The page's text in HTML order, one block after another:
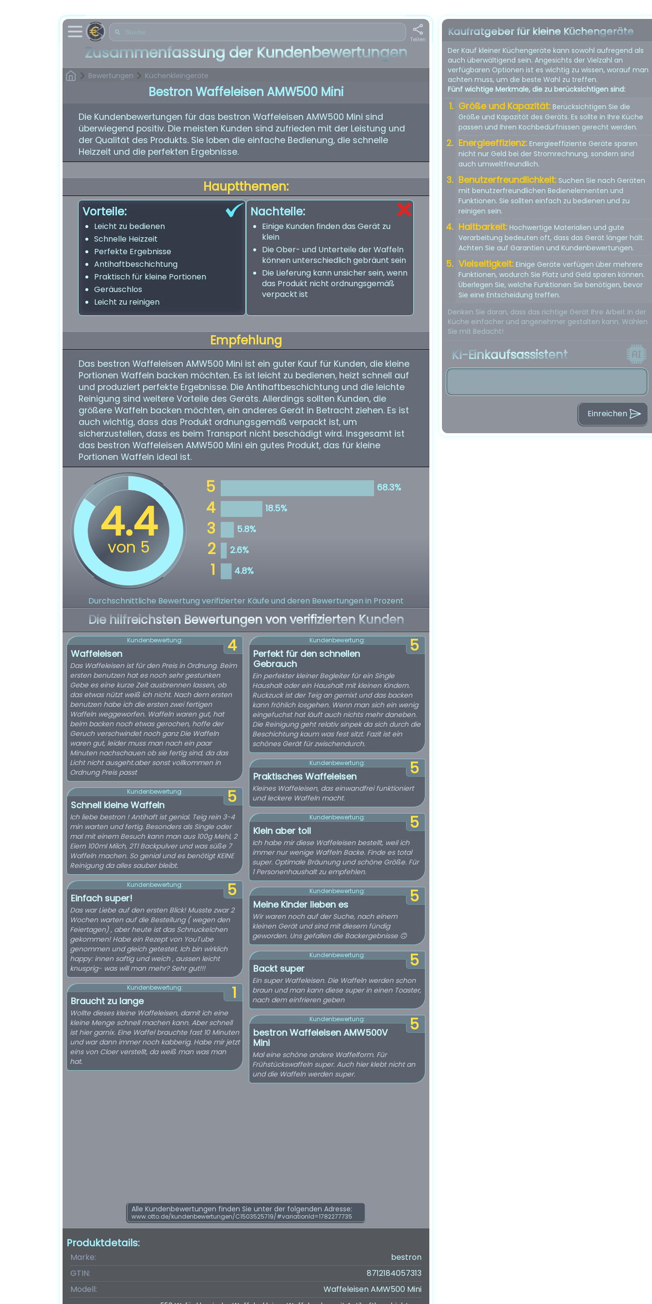
Teilen
Zusammenfassung der Kundenbewertungen
Bewertungen Küchenkleingeräte
Bestron Waffeleisen AMW500 Mini
Die Kundenbewertungen für das bestron Waffeleisen AMW500 Mini sind
überwiegend positiv. Die meisten Kunden sind zufrieden mit der Leistung und
der Qualität des Produkts. Sie loben die einfache Bedienung, die schnelle
Heizzeit und die perfekten Ergebnisse.
Hauptthemen:
Vorteile:
Leicht zu bedienen
Schnelle Heizzeit
Perfekte Ergebnisse
Antihaftbeschichtung
Praktisch für kleine Portionen
Geräuschlos
Leicht zu reinigen
Nachteile:
Einige Kunden finden das Gerät zu
klein
Die Ober- und Unterteile der Waffeln
können unterschiedlich gebräunt sein
Die Lieferung kann unsicher sein, wenn
das Produkt nicht ordnungsgemäß
verpackt ist
Empfehlung
Das bestron Waffeleisen AMW500 Mini ist ein guter Kauf für Kunden, die kleine
Portionen Waffeln backen möchten. Es ist leicht zu bedienen, heizt schnell auf
und produziert perfekte Ergebnisse. Die Antihaftbeschichtung und die leichte
Reinigung sind weitere Vorteile des Geräts. Allerdings sollten Kunden, die
größere Waffeln backen möchten, ein anderes Gerät in Betracht ziehen. Es ist
auch wichtig, dass das Produkt ordnungsgemäß verpackt ist, um
sicherzustellen, dass es beim Transport nicht beschädigt wird. Insgesamt ist
das bestron Waffeleisen AMW500 Mini ein gutes Produkt, das für kleine
Portionen Waffeln ideal ist.
Durchschnittliche Bewertung verifizierter Käufe und deren Bewertungen in Prozent
Die hilfreichsten Bewertungen von verifizierten Kunden
4
Kundenbewertung:
Waffeleisen
Das Waffeleisen ist für den Preis in Ordnung. Beim
ersten benutzen hat es noch sehr gestunken
Gebe es eine kurze Zeit ausbrennen lassen, ob
das etwas nützt weiß ich nicht. Nach dem ersten
benutzen habe ich die ersten zwei fertigen
Waffeln weggeworfen. Waffeln waren gut, hat
beim backen noch etwas gerochen, hoffe der
Geruch verschwindet noch ganz Die Waffeln
waren gut, leider muss man nach ein paar
Minuten nachschauen ob sie fertig sind, da das
Licht nicht ausgeht.aber sonst vollkommen in
Ordnung Preis passt
5
Kundenbewertung:
Schnell kleine Waffeln
Ich liebe bestron ! Antihaft ist genial. Teig rein 3-4
min warten und fertig. Besonders als Single oder
mal mit einem Besuch kann man aus 100g Mehl, 2
Eiern 100ml Milch, 2Tl Backpulver und was süße 7
Waffeln machen. So genial und es benötigt KEINE
Reinigung da alles sauber bleibt.
5
Kundenbewertung:
Einfach super!
Das war Liebe auf den ersten Blick! Musste zwar 2
Wochen warten auf die Bestellung ( wegen den
Feiertagen) , aber heute ist das Schnuckelchen
gekommen! Habe ein Rezept von YouTube
genommen und gleich getestet. Ich bin wirklich
happy: innen saftig und weich , aussen leicht
knusprig- was will man mehr? Sehr gut!!!
1
Kundenbewertung:
Braucht zu lange
Wollte dieses kleine Waffeleisen, damit ich eine
kleine Menge schnell machen kann. Aber schnell
ist hier garnix. Eine Waffel brauchte fast 10 Minuten
und war dann immer noch kabberig. Habe mir jetzt
eins von Cloer verstellt, da weiß man was man
hat.
5
Kundenbewertung:
Perfekt für den schnellen
Gebrauch
Ein perfekter kleiner Begleiter für ein Single
Haushalt oder ein Haushalt mit kleinen Kindern.
Ruckzuck ist der Teig an gemixt und das backen
kann fröhlich losgehen. Wenn man sich ein wenig
eingefuchst hat läuft auch nichts mehr daneben.
Die Reinigung geht relativ sinpek da sich durch die
Beschichtung kaum was fest sitzt. Fazit ist ein
schönes Gerät für zwischendurch.
5
Kundenbewertung:
Praktisches Waffeleisen
Kleines Waffeleisen, das einwandfrei funktioniert
und leckere Waffeln macht.
5
Kundenbewertung:
Klein aber toll
Ich habe mir diese Waffeleisen bestellt, weil ich
immer nur wenige Waffeln Backe. Finde es total
super. Optimale Bräunung und schöne Größe. Für
1 Personenhaushalt zu empfehlen.
5
Kundenbewertung:
Meine Kinder lieben es
Wir waren noch auf der Suche, nach einem
kleinen Gerät und sind mit diesem fündig
geworden. Uns gefallen die Backergebnisse 🙃
5
Kundenbewertung:
Backt super
Ein super Waffeleisen. Die Waffeln werden schon
braun und man kann diese super in einen Toaster,
nach dem einfrieren geben
5
Kundenbewertung:
bestron Waffeleisen AMW500V
Mini
Mal eine schöne andere Waffelform. Für
Frühstückswaffeln super. Auch hier klebt nicht an
und die Waffeln werden super.
Alle Kundenbewertungen finden Sie unter der folgenden Adresse:
www.otto.de/kundenbewertungen/C1503525719/#variationId=1782277735
Produktdetails:
Marke:
bestron
GTIN:
8712184057313
Modell:
Waffeleisen AMW500 Mini
Kaufratgeber für kleine Küchengeräte
Der Kauf kleiner Küchengeräte kann sowohl aufregend als
auch überwältigend sein. Angesichts der Vielzahl an
verfügbaren Optionen ist es wichtig zu wissen, worauf man
achten muss, um die beste Wahl zu treffen.
Fünf wichtige Merkmale, die zu berücksichtigen sind:
Größe und Kapazität: Berücksichtigen Sie die
Größe und Kapazität des Geräts. Es sollte in Ihre Küche
passen und Ihren Kochbedürfnissen gerecht werden.
Energieeffizienz: Energieeffiziente Geräte sparen
nicht nur Geld bei der Stromrechnung, sondern sind
auch umweltfreundlich.
Benutzerfreundlichkeit: Suchen Sie nach Geräten
mit benutzerfreundlichen Bedienelementen und
Funktionen. Sie sollten einfach zu bedienen und zu
reinigen sein.
Haltbarkeit: Hochwertige Materialien und gute
Verarbeitung bedeuten oft, dass das Gerät länger hält.
Achten Sie auf Garantien und Kundenbewertungen.
Vielseitigkeit: Einige Geräte verfügen über mehrere
Funktionen, wodurch Sie Platz und Geld sparen können.
Überlegen Sie, welche Funktionen Sie benötigen, bevor
Sie eine Entscheidung treffen.
Denken Sie daran, dass das richtige Gerät Ihre Arbeit in der
Küche einfacher und angenehmer gestalten kann. Wählen
Sie mit Bedacht!
KI-Einkaufsassistent
Einreichen